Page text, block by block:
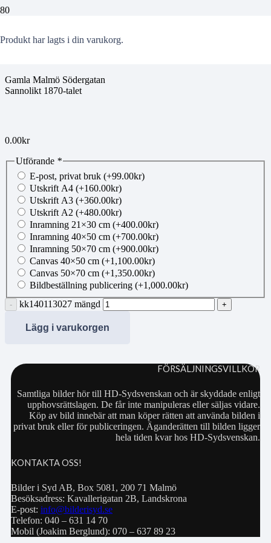
Produkt har lagts i din varukorg.
kk140113027
Gamla Malmö Södergatan
Sannolikt 1870-talet
0.00kr
Utförande *
E-post, privat bruk (+99.00kr)
Utskrift A4 (+160.00kr)
Utskrift A3 (+360.00kr)
Utskrift A2 (+480.00kr)
Inramning 21×30 cm (+400.00kr)
Inramning 40×50 cm (+700.00kr)
Inramning 50×70 cm (+900.00kr)
Canvas 40×50 cm (+1,100.00kr)
Canvas 50×70 cm (+1,350.00kr)
Bildbeställning publicering (+1,000.00kr)
kk140113027 mängd
Lägg i varukorgen
FÖRSÄLJNINGSVILLKOR
Samtliga bilder hör till HD-Sydsvenskan och är skyddade enligt
upphovsrättslagen. De får inte manipuleras eller säljas vidare.
Köp av bild innebär att man köper rätten att använda bilden i
privat bruk eller för publiceringen. Äganderätten till bilden ligger
hela tiden kvar hos HD-Sydsvenskan.
KONTAKTA OSS!
Bilder i Syd AB, Box 5081, 200 71 Malmö
Besöksadress: Kavallerigatan 2B, Landskrona
E-post: info@bilderisyd.se
Telefon: 040 – 631 14 70
Mobil (Joakim Berglund): 070 – 637 89 23